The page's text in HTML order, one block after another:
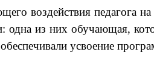
воздействия педагога
одна из них обучающая,
усвоение